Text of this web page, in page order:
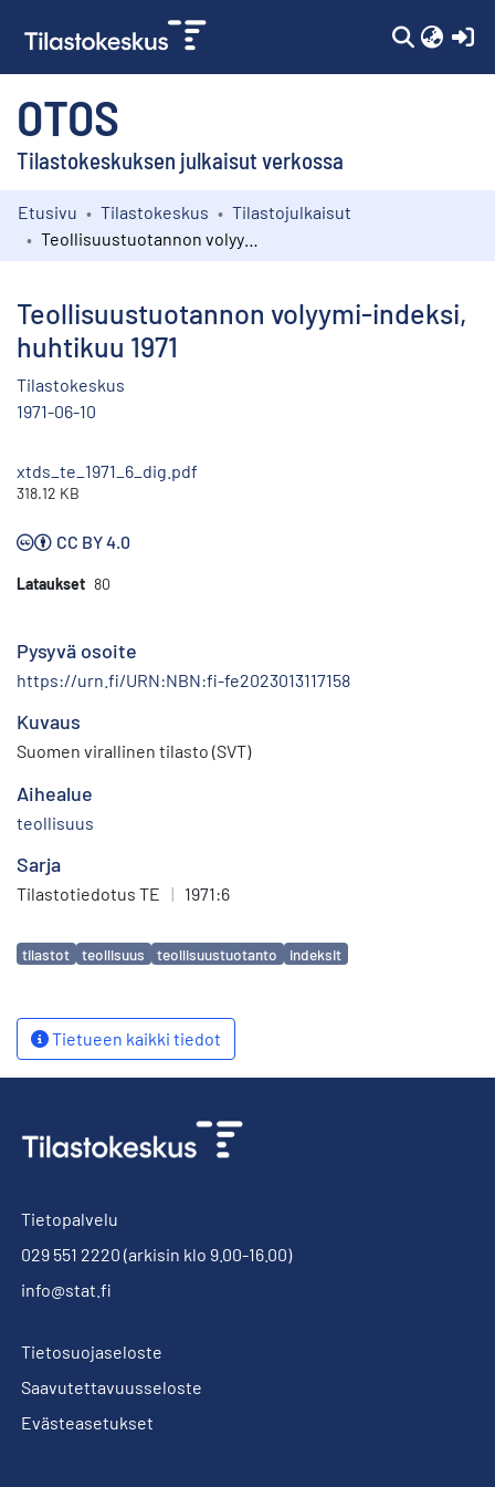
OTOS
Tilastokeskuksen julkaisut verkossa
Kokoelmat
Etusivu Tilastokeskus
Tilastojulkaisut
Teollisuustuotannon volyymi-indeksi,
huhtikuu 1971
Tilastokeskus
1971-06-10
xtds_te_1971_6_dig.pdf
318.12 KB
CC BY 4.0
Lataukset 80
Pysyvä osoite
https://urn.fi/URN:NBN:fi-fe2023013117158
Kuvaus
Suomen virallinen tilasto (SVT)
Aihealue
teollisuus
Sarja
Tilastotiedotus TE | 1971:6
Avainsanat
tilastot teollisuus teollisuustuotanto indeksit
Tietueen kaikki tiedot
Tietopalvelu
029 551 2220 (arkisin klo 9.00-16.00)
info@stat.fi
Tietosuojaseloste
Saavutettavuusseloste
Evästeasetukset